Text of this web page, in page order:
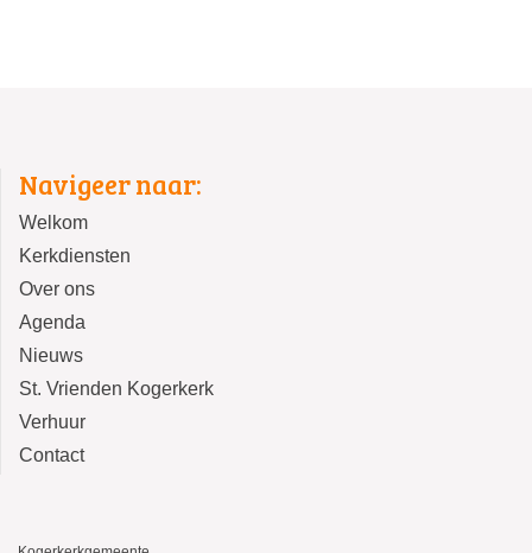
Navigeer naar:
Welkom
Kerkdiensten
Over ons
Agenda
Nieuws
St. Vrienden Kogerkerk
Verhuur
Contact